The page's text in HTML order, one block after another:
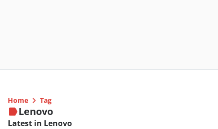
Home Tag
Lenovo
Latest in Lenovo